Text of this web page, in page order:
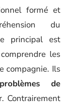
formé et
du
principal est
les
compagnie. Ils
de
Contrairement